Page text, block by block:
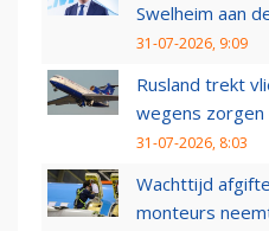
Swelheim aan
31-07-2026, 9:09
Rusland trekt
wegens zorgen
31-07-2026, 8:03
Wachttijd
monteurs